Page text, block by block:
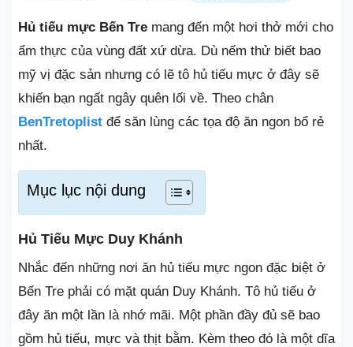
Hủ tiếu mực Bến Tre mang đến một hơi thở mới cho
ẩm thực của vùng đất xứ dừa. Dù nếm thử biết bao
mỹ vị đặc sản nhưng có lẽ tô hủ tiếu mực ở đây sẽ
khiến bạn ngất ngây quên lối về. Theo chân
BenTretoplist để săn lùng các tọa độ ăn ngon bổ rẻ
nhất.
Mục lục nội dung
Hủ Tiếu Mực Duy Khánh
Nhắc đến những nơi ăn hủ tiếu mực ngon đặc biệt ở
Bến Tre phải có mặt quán Duy Khánh. Tô hủ tiếu ở
đây ăn một lần là nhớ mãi. Một phần đầy đủ sẽ bao
gồm hủ tiếu, mực và thịt bằm. Kèm theo đó là một dĩa